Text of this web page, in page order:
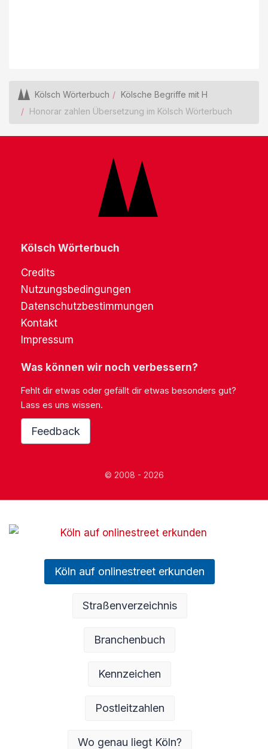
Kölsch Wörterbuch
Kölsche Begriffe mit H
Honorar zahlen Übersetzung im Kölsch Wörterbuch
Kölsch Wörterbuch
Credits
Nutzungsbedingungen
Datenschutzbestimmungen
Kontakt
Impressum
Was können wir noch verbessern?
Fehlt dir etwas oder gefällt dir etwas besonders gut?
Lass es uns wissen.
Feedback
© 2008 - 2026
Köln auf onlinestreet erkunden
Straßenverzeichnis
Branchenbuch
Kennzeichen
Postleitzahlen
Wo genau liegt Köln?